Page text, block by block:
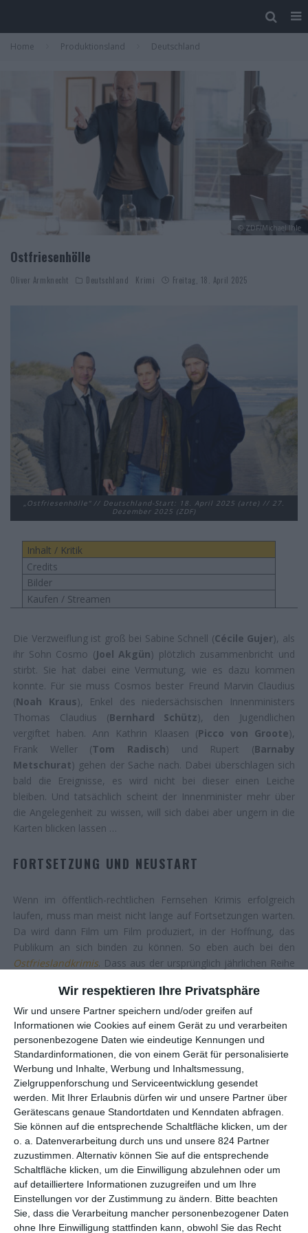
Wir respektieren Ihre Privatsphäre
Wir und unsere Partner speichern und/oder greifen auf
Informationen wie Cookies auf einem Gerät zu und verarbeiten
personenbezogene Daten wie eindeutige Kennungen und
Standardinformationen, die von einem Gerät für personalisierte
Werbung und Inhalte, Werbung und Inhaltsmessung,
Zielgruppenforschung und Serviceentwicklung gesendet
werden. Mit Ihrer Erlaubnis dürfen wir und unsere Partner über
Gerätescans genaue Standortdaten und Kenndaten abfragen.
Sie können auf die entsprechende Schaltfläche klicken, um der
o. a. Datenverarbeitung durch uns und unsere 824 Partner
zuzustimmen. Alternativ können Sie auf die entsprechende
Schaltfläche klicken, um die Einwilligung abzulehnen oder um
auf detailliertere Informationen zuzugreifen und um Ihre
Einstellungen vor der Zustimmung zu ändern. Bitte beachten
Sie, dass die Verarbeitung mancher personenbezogener Daten
ohne Ihre Einwilligung stattfinden kann, obwohl Sie das Recht
Home Produktionsland Deutschland
© ZDF/Michael Ihle
Ostfriesenhölle
Oliver Armknecht Deutschland Krimi Freitag, 18. April 2025
„Ostfriesenhölle“ // Deutschland-Start: 18. April 2025 (arte) // 27.
Dezember 2025 (ZDF)
Inhalt / Kritik
Credits
Bilder
Kaufen / Streamen
Die Verzweiflung ist groß bei Sabine Schnell (Cécile Gujer), als
ihr Sohn Cosmo (Joel Akgün) plötzlich zusammenbricht und
stirbt. Sie hat dabei eine Vermutung, wie es dazu kommen
konnte. Für sie muss Cosmos bester Freund Marvin Claudius
(Noah Kraus), Enkel des niedersächsischen Innenministers
Thomas Claudius (Bernhard Schütz), den Jugendlichen
vergiftet haben. Ann Kathrin Klaasen (Picco von Groote),
Frank Weller (Tom Radisch) und Rupert (Barnaby
Metschurat) gehen der Sache nach. Dabei überschlagen sich
bald die Ereignisse, es wird nicht bei dieser einen Leiche
bleiben. Und tatsächlich scheint der Innenminister mehr über
die Angelegenheit zu wissen, will sich dabei aber ungern in die
Karten blicken lassen …
FORTSETZUNG UND NEUSTART
Wenn im öffentlich-rechtlichen Fernsehen Krimis erfolgreich
laufen, muss man meist nicht lange auf Fortsetzungen warten.
Da wird dann Film um Film produziert, in der Hoffnung, das
Publikum an sich binden zu können. So eben auch bei den
Ostfrieslandkrimis. Dass aus der ursprünglich jährlichen Reihe
bekannt. Und doch dürften Fans etwas überrascht sein, wie
schnell es diesmal ging: Nicht einmal zwei Wochen nach
Ostfriesenfluch gibt es bereits den nächsten Teil, es ist der 13.
bislang. Business as usual ist trotzdem nicht angesagt. So wird
der Film aufarteausgestrahlt, statt imZDF. Sicher, die beiden
Sender arbeiten auch sonst immer mal wieder bei Krimis
zusammen. Dass die Reihe aber mittendrin wechselt, ist schon
erklärungsbedürftig.
Eine weitere Änderung, auf die sich Fans gefasst machen
müssen:Christian Erdmann ist aus der Reihe ausgestiegen,
Hauptfigur Frank wird erstmals von Tom Radisch verkörpert.
Der Wechsel ändert aber relativ wenig. Zum einen sehen sich
die beiden Schauspieler tatsächlich ähnlich, weshalb manche
vielleicht gar nicht merken werden, dass es überhaupt einen
Wechsel gab. Zum anderen hat die Reihe bei den letzten Filmen